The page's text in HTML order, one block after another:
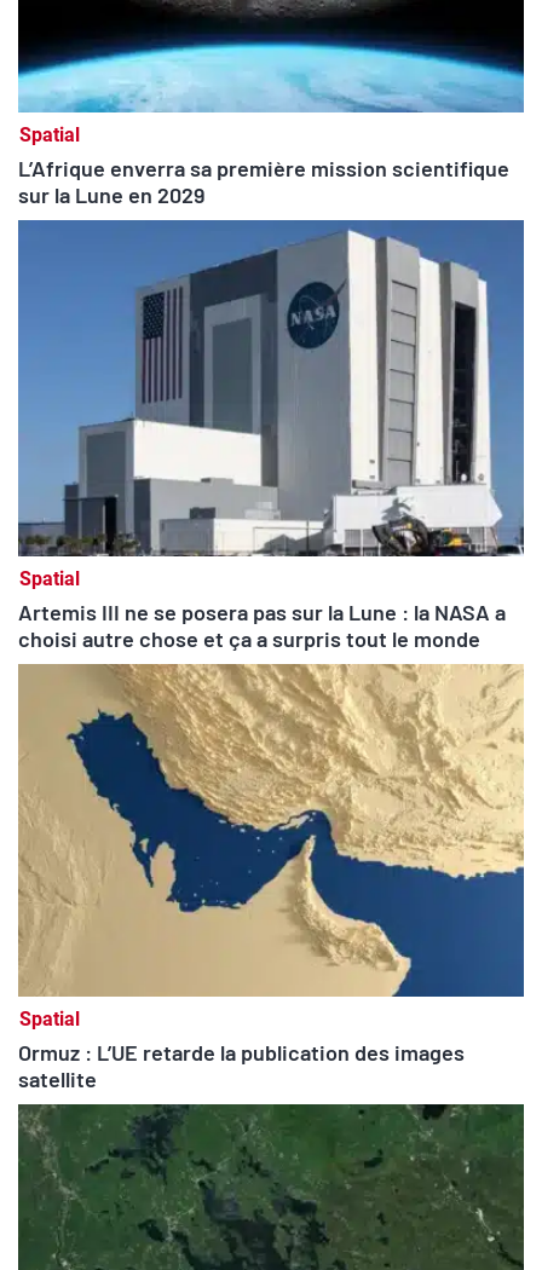
Spatial
L’Afrique enverra sa première mission scientifique
sur la Lune en 2029
Spatial
Artemis III ne se posera pas sur la Lune : la NASA a
choisi autre chose et ça a surpris tout le monde
Spatial
Ormuz : L’UE retarde la publication des images
satellite